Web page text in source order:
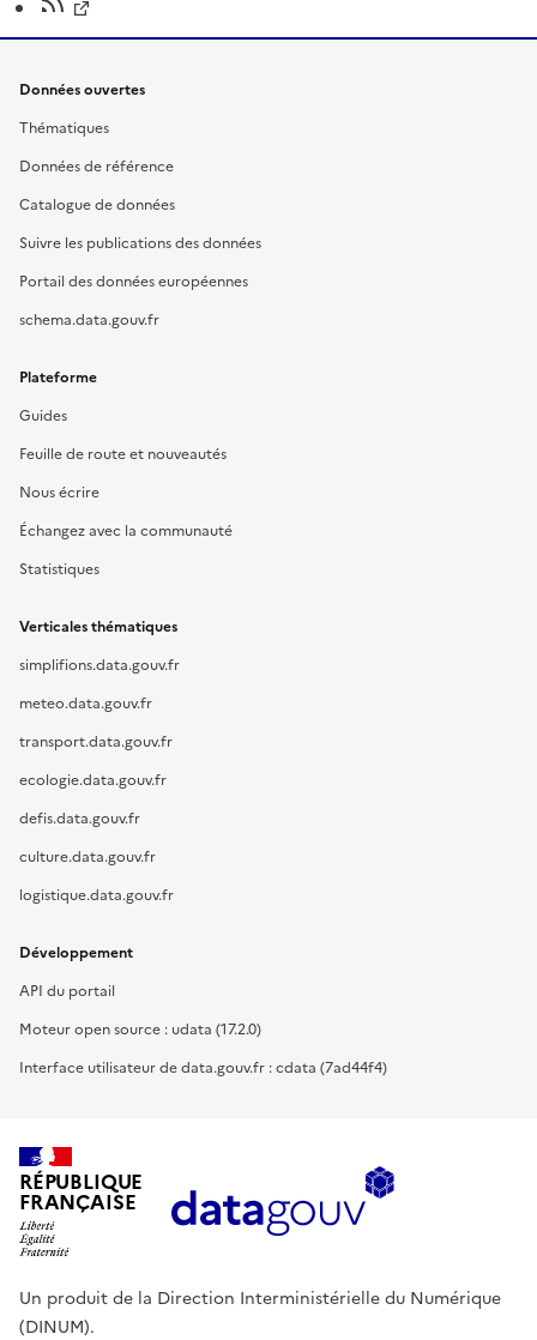
Données ouvertes
Thématiques
Données de référence
Catalogue de données
Suivre les publications des données
Portail des données européennes
schema.data.gouv.fr
Plateforme
Guides
Feuille de route et nouveautés
Nous écrire
Échangez avec la communauté
Statistiques
Verticales thématiques
simplifions.data.gouv.fr
meteo.data.gouv.fr
transport.data.gouv.fr
ecologie.data.gouv.fr
defis.data.gouv.fr
culture.data.gouv.fr
logistique.data.gouv.fr
Développement
API du portail
Moteur open source : udata (17.2.0)
Interface utilisateur de data.gouv.fr : cdata (7ad44f4)
RÉPUBLIQUE
FRANÇAISE
Un produit de la Direction Interministérielle du Numérique
(DINUM).